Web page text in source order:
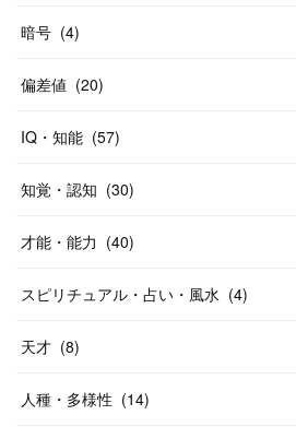
暗号 (4)
偏差値 (20)
IQ・知能 (57)
知覚・認知 (30)
才能・能力 (40)
スピリチュアル・占い・風水 (4)
天才 (8)
人種・多様性 (14)